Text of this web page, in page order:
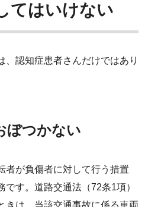
てはいけない
、認知症患者さんだけではあり
ぼつかない
者が負傷者に対して行う措置
す。道路交通法（72条1項）
きは、当該交通事故に係る車両